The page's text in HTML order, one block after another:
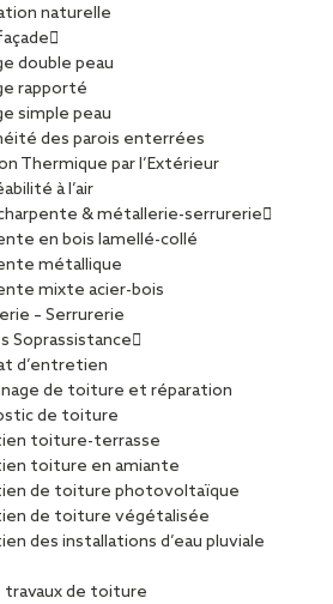
naturelle
double peau
rapporté
simple peau
des parois enterrées
Thermique par l’Extérieur
à l’air
& métallerie-serrurerie
en bois lamellé-collé
métallique
mixte acier-bois
– Serrurerie
Soprassistance
d’entretien
de toiture et réparation
de toiture
toiture-terrasse
toiture en amiante
de toiture photovoltaïque
de toiture végétalisée
des installations d’eau pluviale
travaux de toiture